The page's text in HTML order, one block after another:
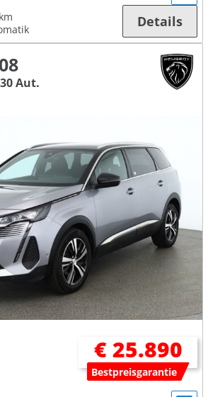
Details
Aut.
€ 25.890
Bestpreisgarantie